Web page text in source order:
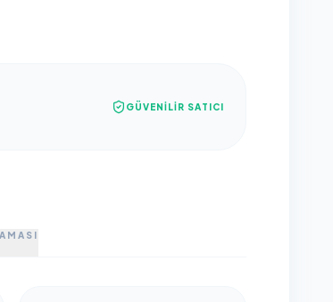
GÜVENILIR SATICI